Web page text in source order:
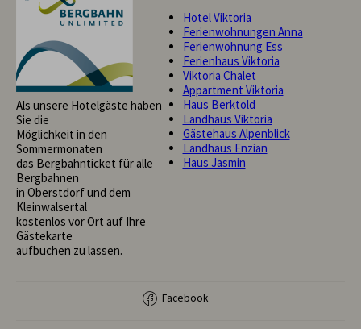
Als unsere Hotelgäste haben
Sie die
Möglichkeit in den
Sommermonaten
das Bergbahnticket für alle
Bergbahnen
in Oberstdorf und dem
Kleinwalsertal
kostenlos vor Ort auf Ihre
Gästekarte
aufbuchen zu lassen.
Hotel Viktoria
Ferienwohnungen Anna
Ferienwohnung Ess
Ferienhaus Viktoria
Viktoria Chalet
Appartment Viktoria
Haus Berktold
Landhaus Viktoria
Gästehaus Alpenblick
Landhaus Enzian
Haus Jasmin
Facebook